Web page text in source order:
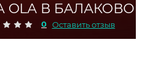
OLA В БАЛАКОВО
0 Оставить отзыв